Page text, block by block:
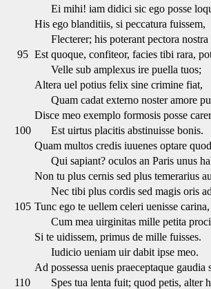
Ei mihi! iam didici sic ego posse
His ego blanditiis, si peccatura fuissem,
Flecterer; his poterant pectora nostra
95 Est quoque, confiteor, facies tibi rara,
Velle sub amplexus ire puella tuos;
Altera uel potius felix sine crimine fiat,
Quam cadat externo noster amore
Disce meo exemplo formosis posse
100
Est uirtus placitis abstinuisse bonis.
Quam multos credis iuuenes optare
Qui sapiant? oculos an Paris unus
Non tu plus cernis sed plus temerarius
Nec tibi plus cordis sed magis oris
105 Tunc ego te uellem celeri uenisse carina,
Cum mea uirginitas mille petita
Si te uidissem, primus de mille fuisses.
Iudicio ueniam uir dabit ipse meo.
Ad possessa uenis praeceptaque gaudia
110
Spes tua lenta fuit; quod petis, alter